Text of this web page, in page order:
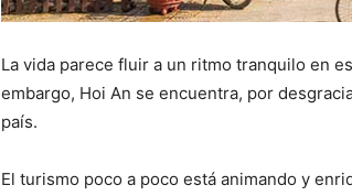
La vida parece fluir a un ritmo tranquilo en
embargo, Hoi An se encuentra, por
país.
El turismo poco a poco está animando y